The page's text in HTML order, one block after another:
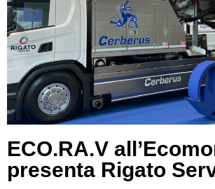
ECO.RA.V
presenta Rigato